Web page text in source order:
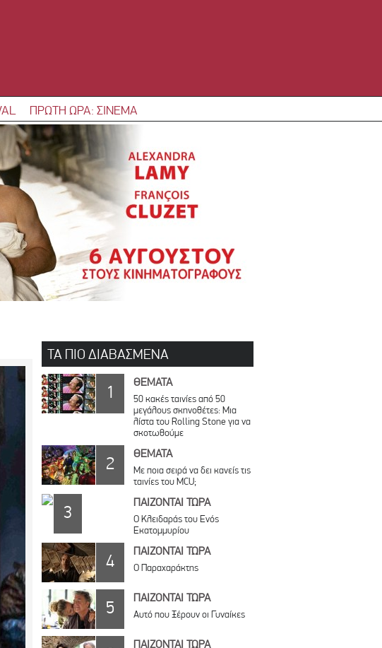
ΠΡΩΤΗ ΩΡΑ: ΣΙΝΕΜΑ
ΤΑ ΠΙΟ ΔΙΑΒΑΣΜΕΝΑ
1 ΘΕΜΑΤΑ
50 κακές ταινίες από 50
μεγάλους σκηνοθέτες: Μια
λίστα του Rolling Stone για να
σκοτωθούμε
2 ΘΕΜΑΤΑ
Με ποια σειρά να δει κανείς τις
ταινίες του MCU;
3 ΠΑΙΖΟΝΤΑΙ ΤΩΡΑ
Ο Κλειδαράς του Ενός
Εκατομμυρίου
4 ΠΑΙΖΟΝΤΑΙ ΤΩΡΑ
Ο Παραχαράκτης
5 ΠΑΙΖΟΝΤΑΙ ΤΩΡΑ
Αυτό που Ξέρουν οι Γυναίκες
ΠΑΙΖΟΝΤΑΙ ΤΩΡΑ